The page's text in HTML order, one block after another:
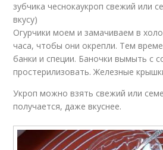
зубчика чеснокаукроп свежий или
вкусу)
Огурчики моем и замачиваем в
часа, чтобы они окрепли. Тем
банки и специи. Баночки вымыть с
простерилизовать. Железные
Укроп можно взять свежий или
получается, даже вкуснее.